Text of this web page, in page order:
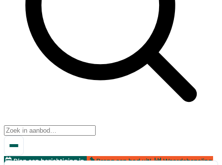
Plan een bezichtiging in Breng een bod uit! Waardebepaling